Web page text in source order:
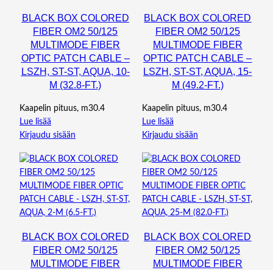
BLACK BOX COLORED
FIBER OM2 50/125
MULTIMODE FIBER
OPTIC PATCH CABLE –
LSZH, ST-ST, AQUA, 10-
M (32.8-FT.)
Kaapelin pituus, m30.4
Lue lisää
Kirjaudu sisään
BLACK BOX COLORED
FIBER OM2 50/125
MULTIMODE FIBER
OPTIC PATCH CABLE –
LSZH, ST-ST, AQUA, 15-
M (49.2-FT.)
Kaapelin pituus, m30.4
Lue lisää
Kirjaudu sisään
BLACK BOX COLORED
FIBER OM2 50/125
MULTIMODE FIBER
BLACK BOX COLORED
FIBER OM2 50/125
MULTIMODE FIBER